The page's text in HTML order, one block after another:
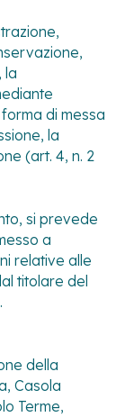
la
di messa
la
(art. 4, n. 2
si prevede
a
relative alle
titolare del
della
Casola
Terme,